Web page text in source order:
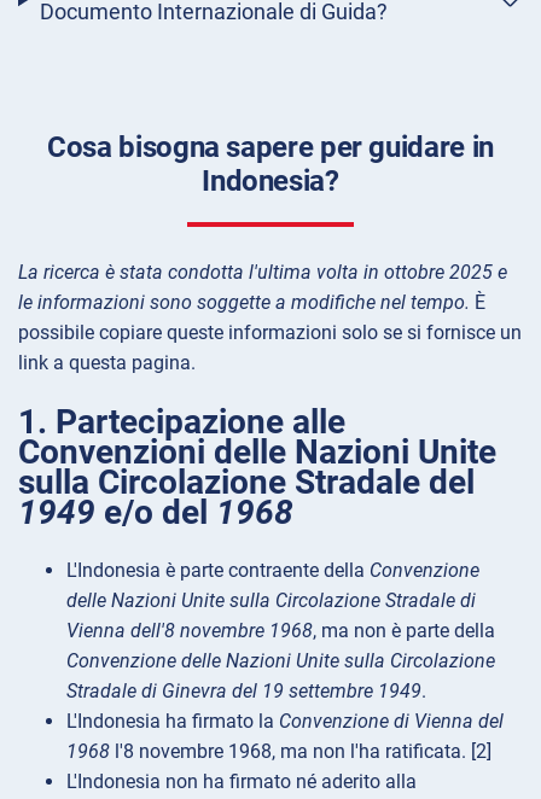
Documento Internazionale di Guida?
Cosa bisogna sapere per guidare in
Indonesia?
La ricerca è stata condotta l'ultima volta in ottobre 2025 e
le informazioni sono soggette a modifiche nel tempo. È
possibile copiare queste informazioni solo se si fornisce un
link a questa pagina.
1. Partecipazione alle
Convenzioni delle Nazioni Unite
sulla Circolazione Stradale del
1949 e/o del 1968
L'Indonesia è parte contraente della Convenzione
delle Nazioni Unite sulla Circolazione Stradale di
Vienna dell'8 novembre 1968, ma non è parte della
Convenzione delle Nazioni Unite sulla Circolazione
Stradale di Ginevra del 19 settembre 1949.
L'Indonesia ha firmato la Convenzione di Vienna del
1968 l'8 novembre 1968, ma non l'ha ratificata. [2]
L'Indonesia non ha firmato né aderito alla